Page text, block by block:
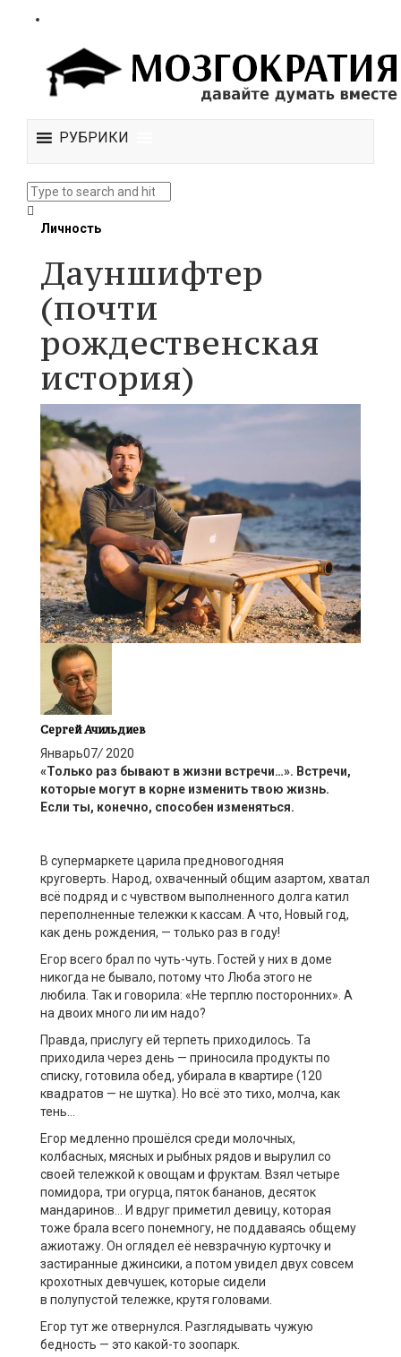
РУБРИКИ
Личность
Дауншифтер
(почти
рождественская
история)
Сергей Ачильдиев
Январь07/ 2020
«Только раз бывают в жизни встречи…». Встречи,
которые могут в корне изменить твою жизнь.
Если ты, конечно, способен изменяться.
В супермаркете царила предновогодняя
круговерть. Народ, охваченный общим азартом, хватал
всё подряд и с чувством выполненного долга катил
переполненные тележки к кассам. А что, Новый год,
как день рождения, — только раз в году!
Егор всего брал по чуть-чуть. Гостей у них в доме
никогда не бывало, потому что Люба этого не
любила. Так и говорила: «Не терплю посторонних». А
на двоих много ли им надо?
Правда, прислугуей терпеть приходилось. Та
приходила через день — приносила продукты по
списку, готовила обед, убирала в квартире (120
квадратов — не шутка). Но всё это тихо, молча, как
тень…
Егор медленно прошёлся среди молочных,
колбасных, мясных и рыбныхрядов и вырулил со
своей тележкой к овощам и фруктам. Взял четыре
помидора, три огурца, пяток бананов, десяток
мандаринов … И вдруг приметил девицу, которая
тоже брала всего понемногу, не поддаваясь общему
ажиотажу. Он оглядел её невзрачную курточкуи
застиранные джинсики, а потом увидел двухсовсем
крохотных девчушек, которые сидели
в полупустой тележке, крутя головами.
Егор тут же отвернулся. Разглядывать чужую
бедность — это какой-то зоопарк.